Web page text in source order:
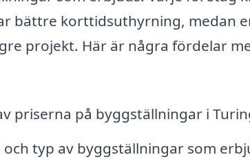
bättre korttidsuthyrning, medan
projekt. Här är några fördelar
priserna på byggställningar i
typ av byggställningar som